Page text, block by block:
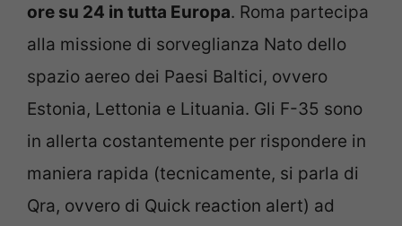
ore su 24 in tutta Europa. Roma partecipa
alla missione di sorveglianza Nato dello
spazio aereo dei Paesi Baltici, ovvero
Estonia, Lettonia e Lituania. Gli F-35 sono
in allerta costantemente per rispondere in
maniera rapida (tecnicamente, si parla di
Qra, ovvero di Quick reaction alert) ad